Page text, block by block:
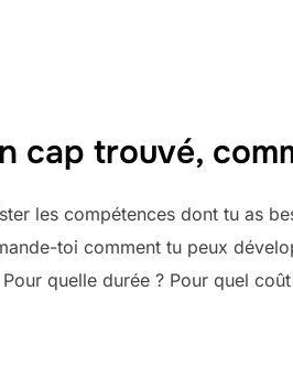
cap trouvé,
les compétences dont tu as
toi comment tu peux
quelle durée ? Pour quel